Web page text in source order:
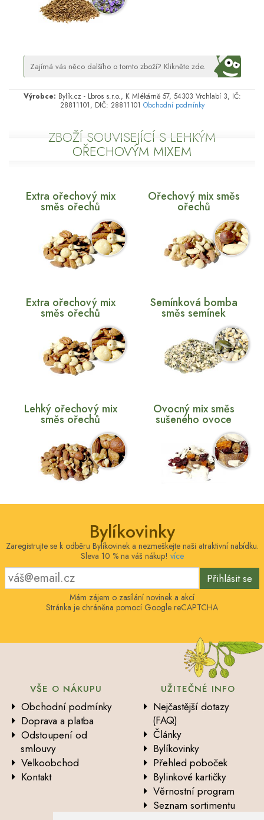
Zajímá vás něco dalšího o tomto zboží? Klikněte zde.
Výrobce: Bylík.cz - Lbros s.r.o., K Mlékárně 57, 54303 Vrchlabí 3, IČ:
28811101, DIČ: 28811101 Obchodní podmínky
ZBOŽÍ SOUVISEJÍCÍ S LEHKÝM
OŘECHOVÝM MIXEM
Extra ořechový mix
směs ořechů
Ořechový mix směs
ořechů
Extra ořechový mix
směs ořechů
Semínková bomba
směs semínek
Lehký ořechový mix
směs ořechů
Ovocný mix směs
sušeného ovoce
Bylíkovinky
Zaregistrujte se k odběru Bylíkovinek a nezmeškejte naši atraktivní nabídku.
Sleva 10 % na váš nákup! více
Přihlásit se
Mám zájem o zasílání novinek a akcí
Stránka je chráněna pomocí Google reCAPTCHA
VŠE O NÁKUPU
Obchodní podmínky
Doprava a platba
Odstoupení od
smlouvy
Velkoobchod
Kontakt
UŽITEČNÉ INFO
Nejčastější dotazy
(FAQ)
Články
Bylíkovinky
Přehled poboček
Bylinkové kartičky
Věrnostní program
Seznam sortimentu